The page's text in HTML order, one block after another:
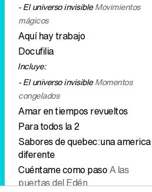
- El universo invisibleMovimientos
mágicos
Aquí hay trabajo
Docufilia
Incluye:
- El universo invisibleMomentos
congelados
Amar en tiempos revueltos
Para todos la 2
Sabores de quebec:una america
diferente
Cuéntame como pasoA las
puertas del Edén